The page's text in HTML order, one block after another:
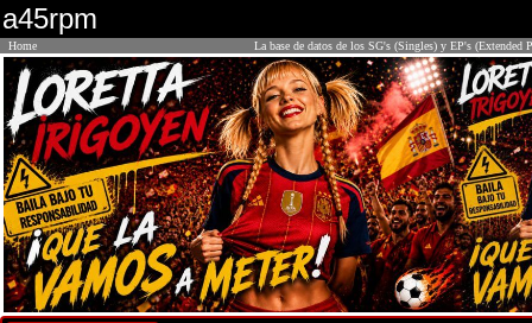
a45rpm
Home La base de datos de los SG's (Singles) y EP's (Extended